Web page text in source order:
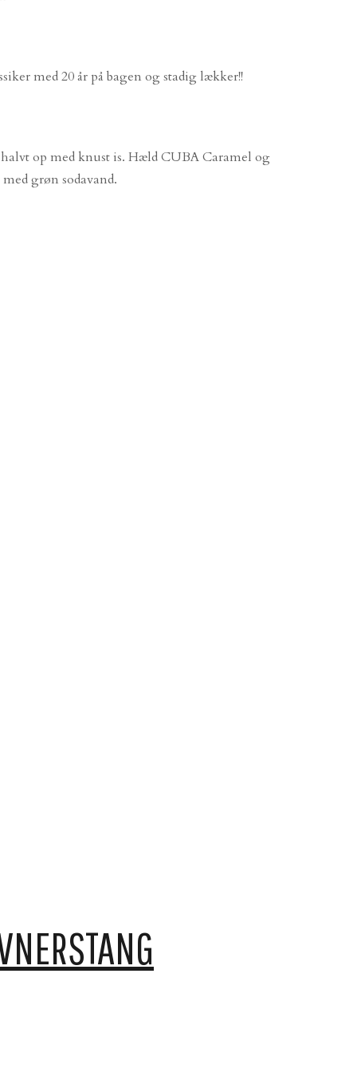
med 20 år på bagen og stadig lækker!!
op med knust is. Hæld CUBA Caramel og
grøn sodavand.